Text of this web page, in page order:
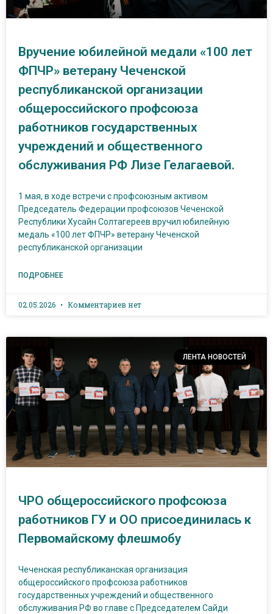
Вручение юбилейной медали «100 лет
ФПЧР» ветерану Чеченской
республиканской организации
общероссийского профсоюза
работников государственных
учреждений и общественного
обслуживания РФ Лизе Гелагаевой.
1 мая, в ходе встречи с профсоюзным активом
Председатель Федерации профсоюзов Чеченской
Республики Хусайн Солтагереев вручил юбилейную
медаль «100 лет ФПЧР» ветерану Чеченской
республиканской организации
ПОДРОБНЕЕ
02.05.2026 Комментариев нет
ЛЕНТА НОВОСТЕЙ
ЧРО общероссийского профсоюза
работников ГУ и ОО присоединилась к
Первомайскому флешмобу
Чеченская республиканская организация
общероссийского профсоюза работников
государственных учреждений и общественного
обслуживания РФ во главе с Председателем Сайди